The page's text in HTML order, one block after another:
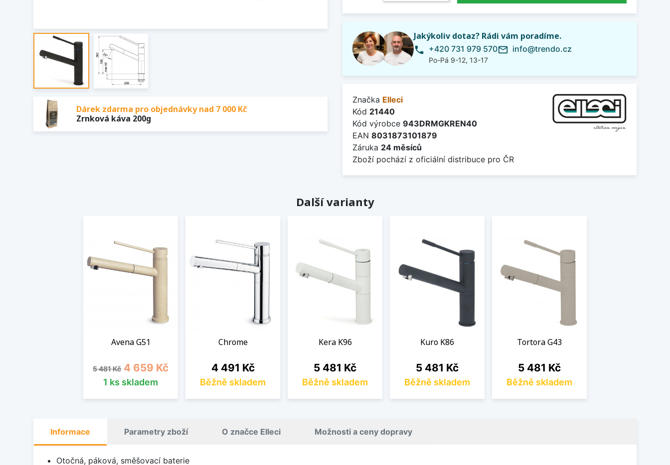
Dárek zdarma pro objednávky nad 7 000 Kč
Zrnková káva 200g
Jakýkoliv dotaz? Rádi vám poradíme.
phone +420 731 979 570
Po-Pá 9-12, 13-17
mail_outline info@trendo.cz
Značka Elleci
Kód 21440
Kód výrobce 943DRMGKREN40
EAN 8031873101879
Záruka 24 měsíců
Zboží pochází z oficiální distribuce pro ČR
Další varianty
Avena G51
Běžná cena
5 481 Kč Cena
4 659 Kč
1 ks skladem
Chrome
Cena
4 491 Kč
Běžně skladem
Kera K96
Cena
5 481 Kč
Běžně skladem
Kuro K86
Cena
5 481 Kč
Běžně skladem
Tortora G43
Cena
5 481 Kč
Běžně skladem
Informace Parametry zboží O značce Elleci Možnosti a ceny dopravy
Otočná, páková, směšovací baterie